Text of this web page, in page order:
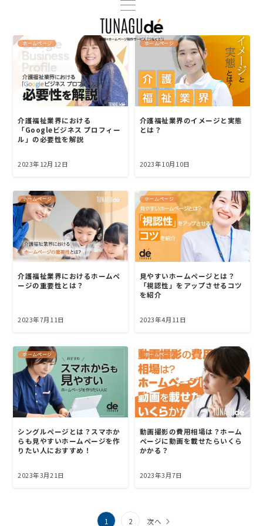
ホームページ
介護福祉業界における
「Googleビジネス プロフィー
ル」の必要性を解説
2023年12月12日
ホームページ
介護福祉業界のイメージと実態
とは？
2023年10月10日
ホームページ
介護福祉業界におけるホームペ
ージの重要性とは？
2023年7月11日
ホームページ
見やすいホームページとは？
「視認性」をアップさせるコツ
を紹介
2023年4月11日
ホームページ
シングルページとは？スマホか
らも見やすいホームページを作
りたい人におすすめ！
2023年3月21日
ホームページ
動画撮影の費用相場は？ホーム
ページに動画を載せたらいくら
かかる？
2023年3月7日
1 2 次へ